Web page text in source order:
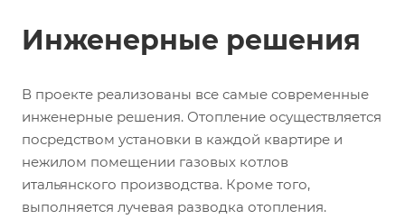
Инженерные решения
В проекте реализованы все самые современные
инженерные решения. Отопление осуществляется
посредством установки в каждой квартире и
нежилом помещении газовых котлов
итальянского производства. Кроме того,
выполняется лучевая разводка отопления.